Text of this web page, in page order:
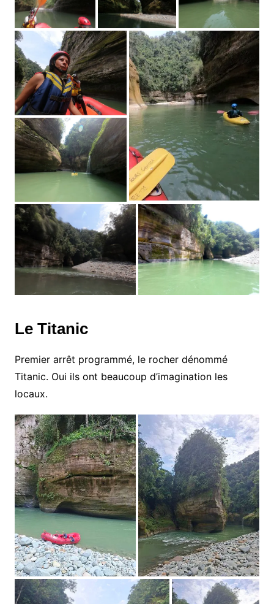
Le Titanic
Premier arrêt programmé, le rocher dénommé
Titanic. Oui ils ont beaucoup d’imagination les
locaux.